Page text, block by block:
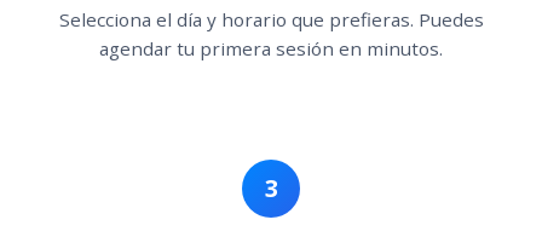
Selecciona el día y horario que prefieras. Puedes
agendar tu primera sesión en minutos.
3